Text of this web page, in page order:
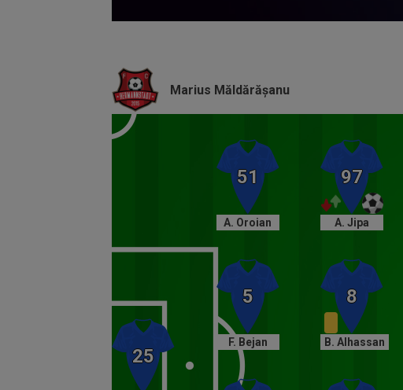
F. Bejan
A. Oroian
B. Alhassan
A. Jipa
Marius Măldărășanu